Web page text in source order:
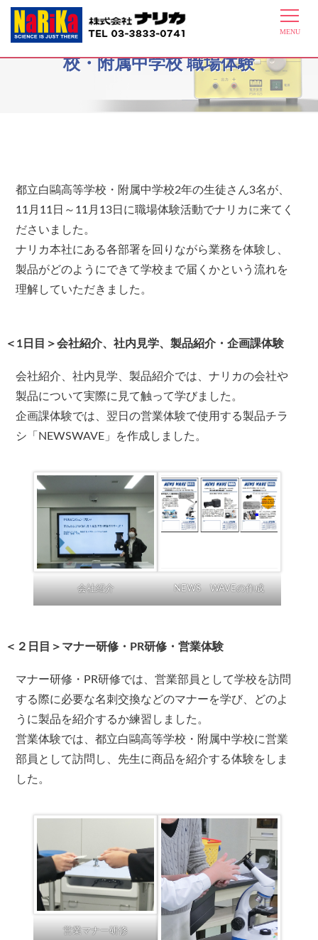
11月11日～11月13日都立白鷗高等学
校・附属中学校 職場体験
都立白鷗高等学校・附属中学校2年の生徒さん3名が、
11月11日～11月13日に職場体験活動でナリカに来てく
ださいました。
ナリカ本社にある各部署を回りながら業務を体験し、
製品がどのようにできて学校まで届くかという流れを
理解していただきました。
＜1日目＞会社紹介、社内見学、製品紹介・企画課体験
会社紹介、社内見学、製品紹介では、ナリカの会社や
製品について実際に見て触って学びました。
企画課体験では、翌日の営業体験で使用する製品チラ
シ「NEWSWAVE」を作成しました。
会社紹介 NEWS WAVEの作成
＜２日目＞マナー研修・PR研修・営業体験
マナー研修・PR研修では、営業部員として学校を訪問
する際に必要な名刺交換などのマナーを学び、どのよ
うに製品を紹介するか練習しました。
営業体験では、都立白鷗高等学校・附属中学校に営業
部員として訪問し、先生に商品を紹介する体験をしま
した。
営業マナー研修